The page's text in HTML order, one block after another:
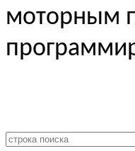
моторным